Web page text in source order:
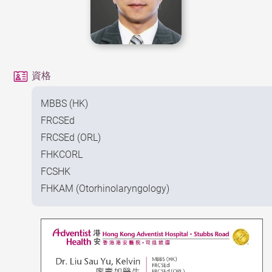
資格
MBBS (HK)
FRCSEd
FRCSEd (ORL)
FHKCORL
FCSHK
FHKAM (Otorhinolaryngology)